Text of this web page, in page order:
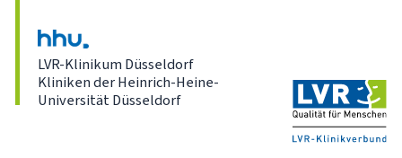
LVR-Klinikum Düsseldorf
Kliniken der Heinrich-Heine-
Universität Düsseldorf